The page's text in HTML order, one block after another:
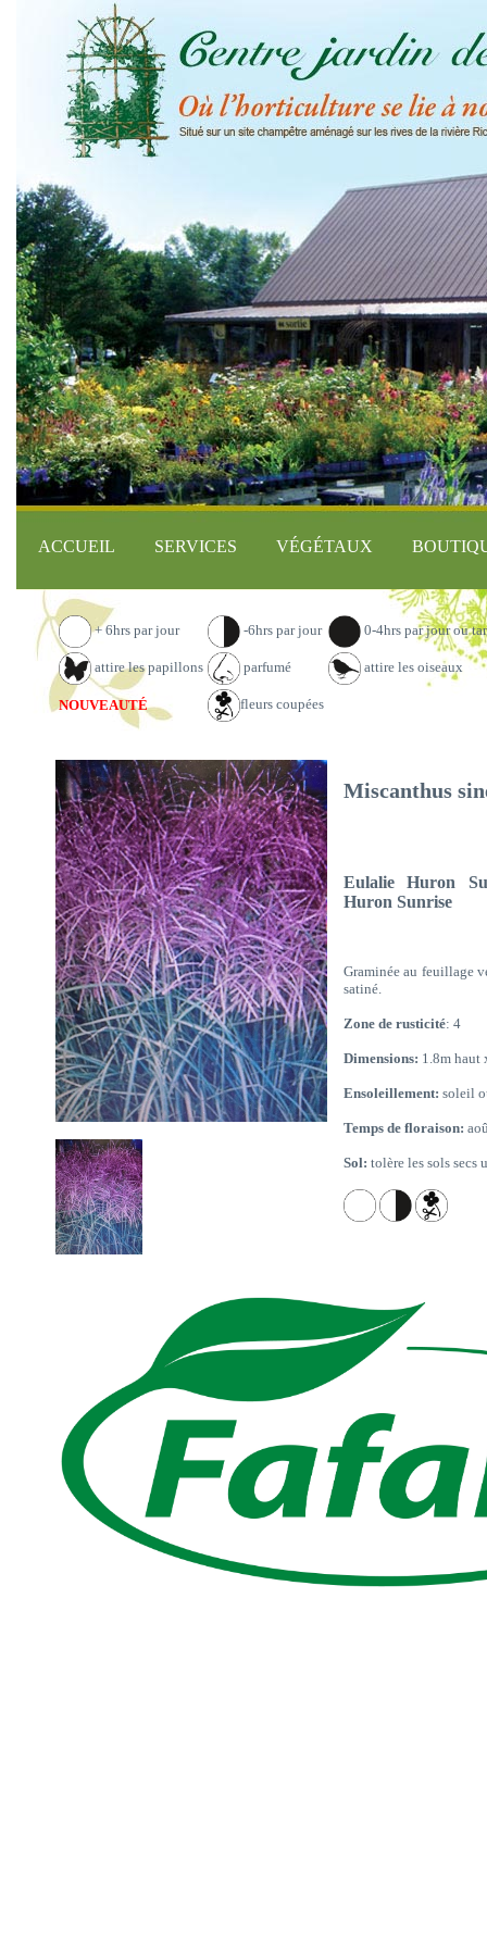
ACCUEIL SERVICES VÉGÉTAUX
+ 6hrs par jour -6hrs par jour 0-4hrs par jour ou
attire les papillons parfumé attire les oiseaux
NOUVEAUTÉ fleurs coupées
Miscanthus
Eulalie Huron
Huron Sunrise
Graminée au feuillage
satiné.
Zone de rusticité: 4
Dimensions: 1.8m haut
Ensoleillement: soleil
Temps de floraison:
Sol: tolère les sols secs